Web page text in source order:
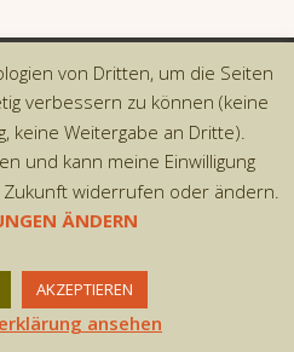
AxiomThemes. All rights
von Dritten, um die Seiten
verbessern zu können (keine
keine Weitergabe an Dritte).
und kann meine Einwilligung
widerrufen oder ändern.
ÄNDERN
AKZEPTIEREN
ansehen